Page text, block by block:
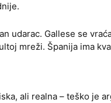
udarac. Gallese se
mreži. Španija ima
ali realna – teško je